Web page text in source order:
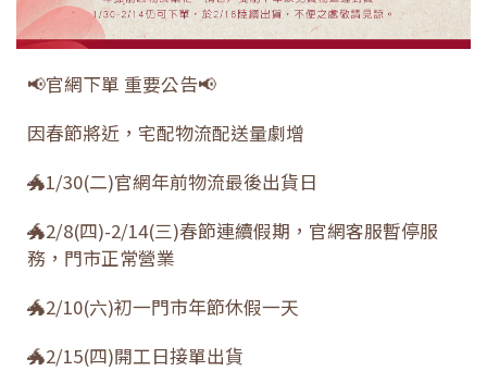
📢官網下單 重要公告📢
因春節將近，宅配物流配送量劇增
🐲1/30(二)官網年前物流最後出貨日
🐲2/8(四)-2/14(三)春節連續假期，官網客服暫停服
務，門市正常營業
🐲2/10(六)初一門市年節休假一天
🐲2/15(四)開工日接單出貨